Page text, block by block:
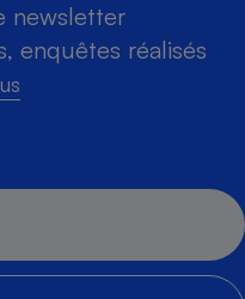
newsletter
enquêtes réalisés